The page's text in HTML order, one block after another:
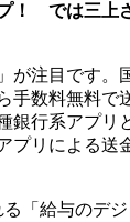
！ では三上
が注目です。
手数料無料で
銀行系アプリ
プリによる送
「給与のデ